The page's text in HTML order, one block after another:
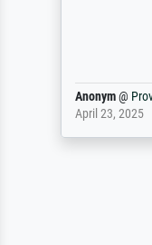
ProvenExpert
April 23, 2025